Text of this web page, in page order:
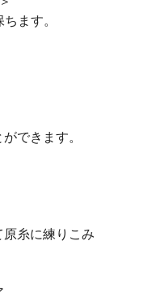
ます。
できます。
糸に練りこみ